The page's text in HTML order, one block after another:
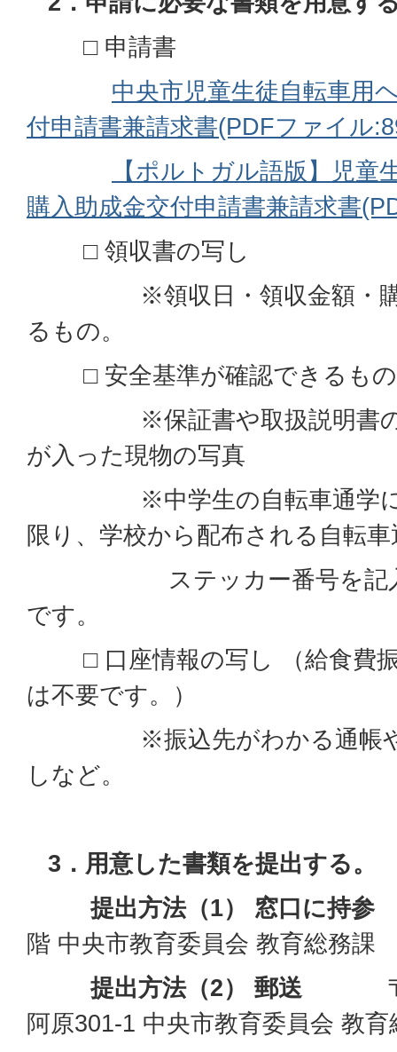
□ 申請書
中央市児童生徒自転車用
付申請書兼請求書(PDFファイル
【ポルトガル語版】児
購入助成金交付申請書兼請求書
□ 領収書の写し
※領収日・領収金額・購入
るもの。
□ 安全基準が確認できるもの
※保証書や取扱説明書の写
が入った現物の写真
※中学生の自転車通学に使
限り、学校から配布される自転
ステッカー番号を記入し
です。
□ 口座情報の写し （給食費振
は不要です。）
※振込先がわかる通帳やキ
しなど。
3．用意した書類を提出する。
提出方法（1） 窓口に
階 中央市教育委員会 教育総務課
提出方法（2） 郵送
〒
阿原301-1 中央市教育委員会 教